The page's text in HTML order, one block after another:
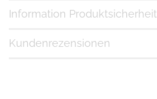
Information Produktsicherheit
Kundenrezensionen